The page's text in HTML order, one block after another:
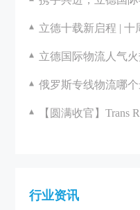
立德十载新启程 |
立德国际物流人气火热
俄罗斯专线物流哪
【圆满收官】Trans
行业资讯